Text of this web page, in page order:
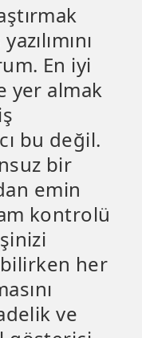
En iyi
yer almak
bu değil.
bir
emin
kontrolü
her
ve